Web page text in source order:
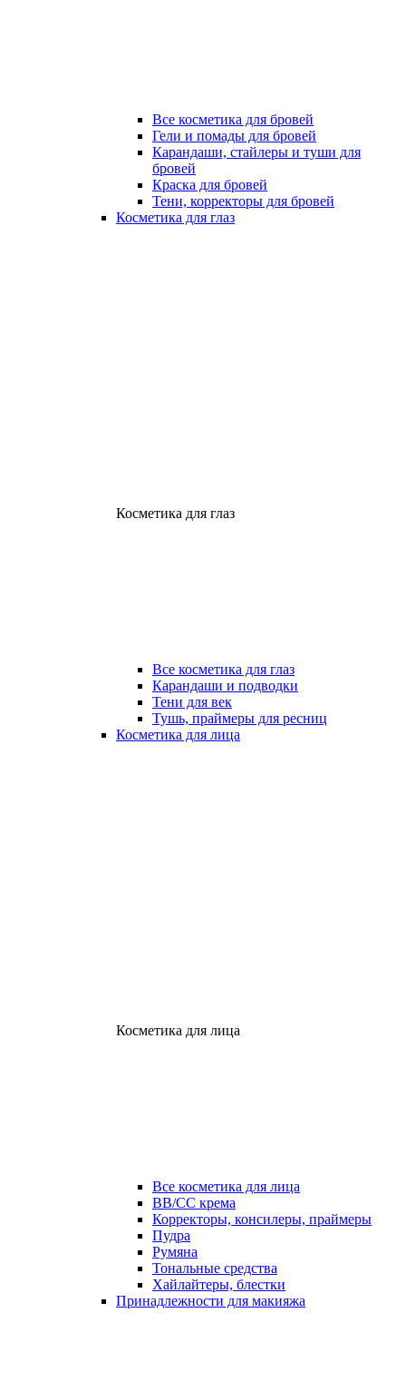
Все косметика для бровей
Гели и помады для бровей
Карандаши, стайлеры и туши для
бровей
Краска для бровей
Тени, корректоры для бровей
Косметика для глаз
Косметика для глаз
Все косметика для глаз
Карандаши и подводки
Тени для век
Тушь, праймеры для ресниц
Косметика для лица
Косметика для лица
Все косметика для лица
ВВ/СС крема
Корректоры, консилеры, праймеры
Пудра
Румяна
Тональные средства
Хайлайтеры, блестки
Принадлежности для макияжа